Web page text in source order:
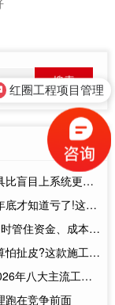
更多>>
目上系统更重要
统让每一分钱都有迹可循
、成本、进度的才靠谱
成本管理系统一招全解决
主流工具深度盘点
跑在竞争前面
红圈工程项目管理